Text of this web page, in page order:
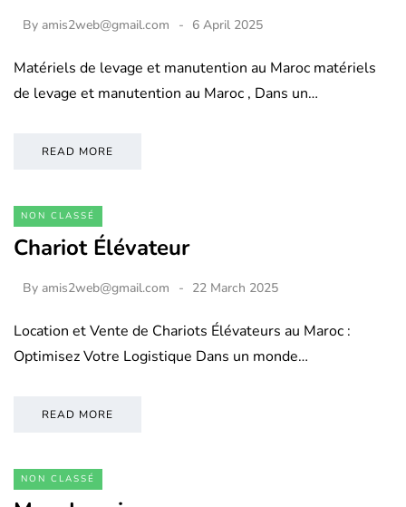
By amis2web@gmail.com 6 April 2025
Matériels de levage et manutention au Maroc matériels
de levage et manutention au Maroc , Dans un…
READ MORE
NON CLASSÉ
Chariot Élévateur
By amis2web@gmail.com 22 March 2025
Location et Vente de Chariots Élévateurs au Maroc :
Optimisez Votre Logistique Dans un monde…
READ MORE
NON CLASSÉ